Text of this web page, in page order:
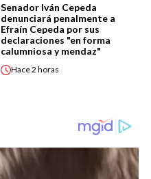
Senador Iván Cepeda
denunciará penalmente a
Efraín Cepeda por sus
declaraciones "en forma
calumniosa y mendaz"
Hace2 horas